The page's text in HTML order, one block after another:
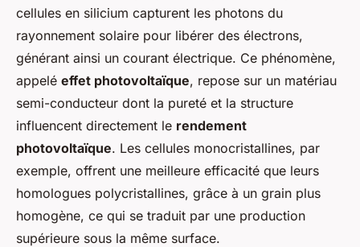
cellules en silicium capturent les photons du
rayonnement solaire pour libérer des électrons,
générant ainsi un courant électrique. Ce phénomène,
appelé effet photovoltaïque, repose sur un matériau
semi-conducteur dont la pureté et la structure
influencent directement le rendement
photovoltaïque. Les cellules monocristallines, par
exemple, offrent une meilleure efficacité que leurs
homologues polycristallines, grâce à un grain plus
homogène, ce qui se traduit par une production
supérieure sous la même surface.